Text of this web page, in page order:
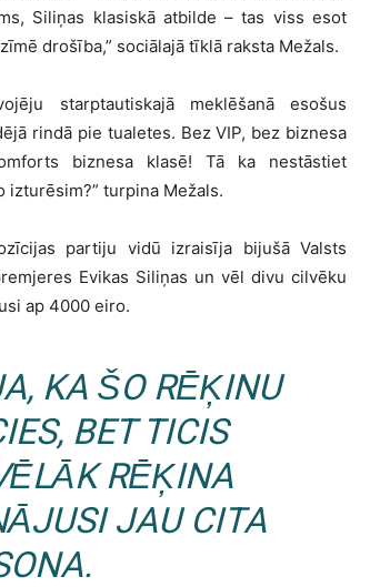
Siliņas klasiskā atbilde – tas viss esot
drošība,” sociālajā tīklā raksta Mežals.
starptautiskajā meklēšanā esošus
rindā pie tualetes. Bez VIP, bez biznesa
biznesa klasē! Tā ka nestāstiet
izturēsim?” turpina Mežals.
partiju vidū izraisīja bijušā Valsts
Evikas Siliņas un vēl divu cilvēku
ap 4000 eiro.
KA ŠO RĒĶINU
BET TICIS
RĒĶINA
JAU CITA